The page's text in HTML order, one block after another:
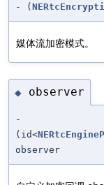
- (
媒体流加密模式。
◆ observer
-
(id<
observer